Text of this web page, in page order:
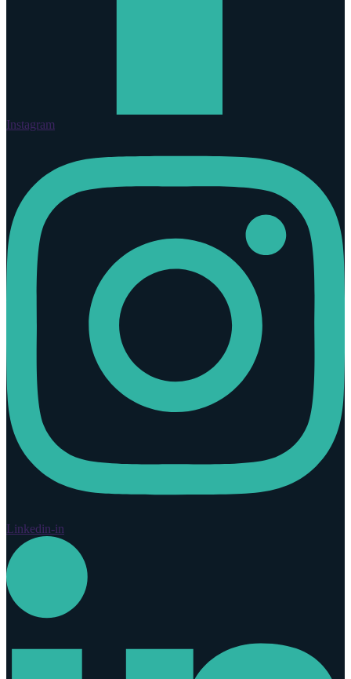
Instagram
Linkedin-in